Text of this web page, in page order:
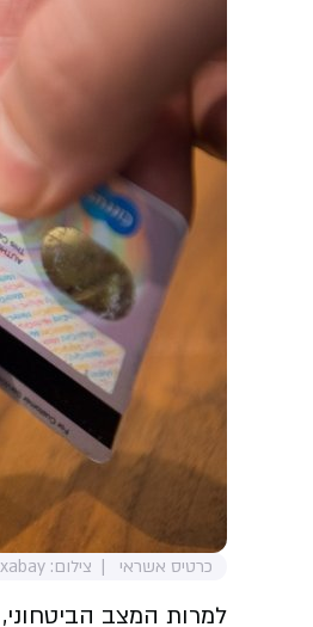
כרטיס אשראי צילום: pixabay
למרות המצב